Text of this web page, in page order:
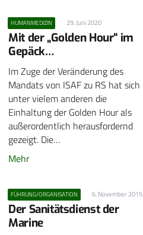
HUMANMEDIZIN 29. Juni 2020
Mit der „Golden Hour“ im
Gepäck…
Im Zuge der Veränderung des
Mandats von ISAF zu RS hat sich
unter vielem anderen die
Einhaltung der Golden Hour als
außerordentlich herausfordernd
gezeigt. Die…
Mehr
FÜHRUNG/ORGANISATION 6. November 2015
Der Sanitätsdienst der
Marine